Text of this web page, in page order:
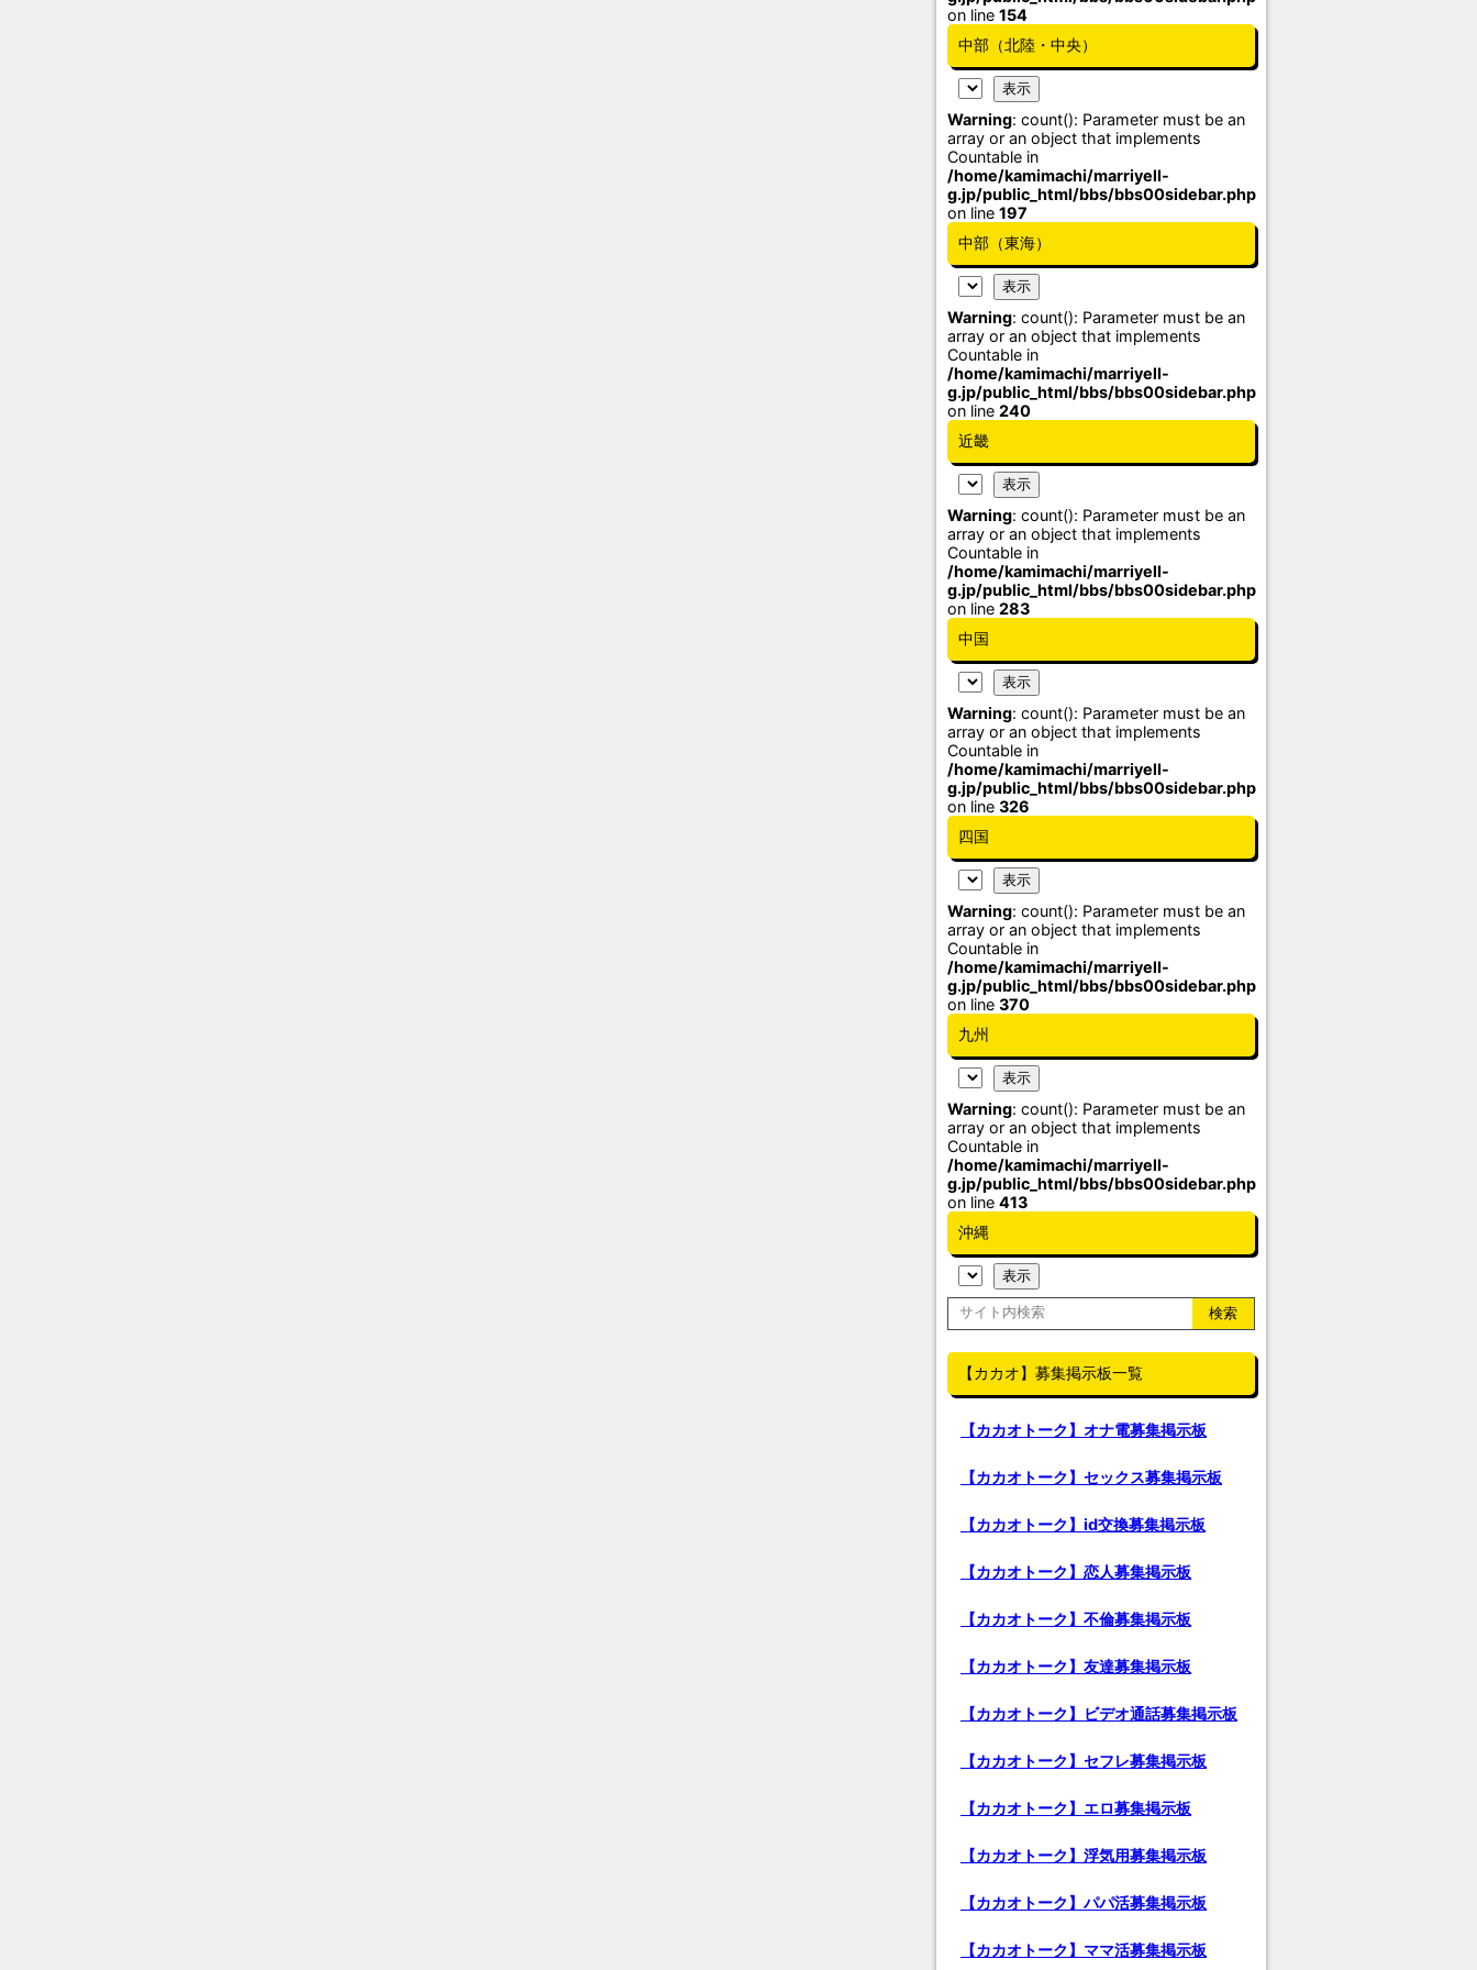
on line 154
中部（北陸・中央）
Warning: count(): Parameter must be an
array or an object that implements
Countable in
/home/kamimachi/marriyell-
g.jp/public_html/bbs/bbs00sidebar.php
on line 197
中部（東海）
Warning: count(): Parameter must be an
array or an object that implements
Countable in
/home/kamimachi/marriyell-
g.jp/public_html/bbs/bbs00sidebar.php
on line 240
近畿
Warning: count(): Parameter must be an
array or an object that implements
Countable in
/home/kamimachi/marriyell-
g.jp/public_html/bbs/bbs00sidebar.php
on line 283
中国
Warning: count(): Parameter must be an
array or an object that implements
Countable in
/home/kamimachi/marriyell-
g.jp/public_html/bbs/bbs00sidebar.php
on line 326
四国
Warning: count(): Parameter must be an
array or an object that implements
Countable in
/home/kamimachi/marriyell-
g.jp/public_html/bbs/bbs00sidebar.php
on line 370
九州
Warning: count(): Parameter must be an
array or an object that implements
Countable in
/home/kamimachi/marriyell-
g.jp/public_html/bbs/bbs00sidebar.php
on line 413
沖縄
【カカオ】募集掲示板一覧
【カカオトーク】オナ電募集掲示板
【カカオトーク】セックス募集掲示板
【カカオトーク】id交換募集掲示板
【カカオトーク】恋人募集掲示板
【カカオトーク】不倫募集掲示板
【カカオトーク】友達募集掲示板
【カカオトーク】ビデオ通話募集掲示板
【カカオトーク】セフレ募集掲示板
【カカオトーク】エロ募集掲示板
【カカオトーク】浮気用募集掲示板
【カカオトーク】パパ活募集掲示板
【カカオトーク】ママ活募集掲示板